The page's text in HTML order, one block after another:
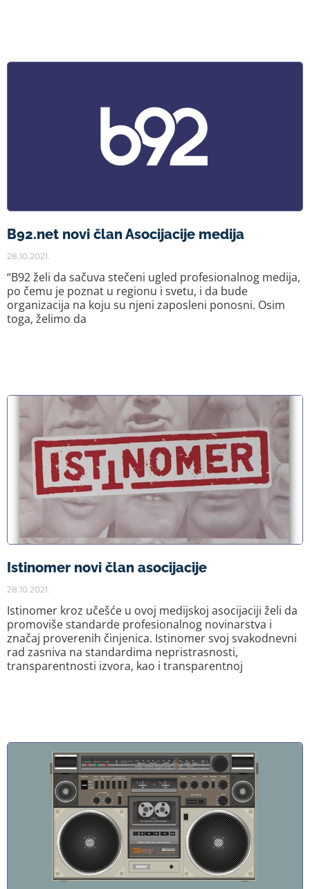
B92.net novi član Asocijacije medija
28.10.2021.
“B92 želi da sačuva stečeni ugled profesionalnog medija,
po čemu je poznat u regionu i svetu, i da bude
organizacija na koju su njeni zaposleni ponosni. Osim
toga, želimo da
Istinomer novi član asocijacije
28.10.2021.
Istinomer kroz učešće u ovoj medijskoj asocijaciji želi da
promoviše standarde profesionalnog novinarstva i
značaj proverenih činjenica. Istinomer svoj svakodnevni
rad zasniva na standardima nepristrasnosti,
transparentnosti izvora, kao i transparentnoj